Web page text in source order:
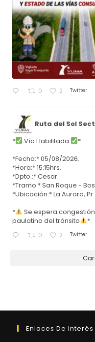
0 2 Twitter
Ruta del Sol
* Vía Habilitada
*
*Fecha:* 05/08/2026.
*Hora:* 15:15hrs.
*Dpto.:* Cesar.
*Tramo:* San Roque -
*Ubicación:* La Aurora, Pr
*
Se espera
paulatino del tránsito
*
0 2 Twitter
Enlaces De Interés